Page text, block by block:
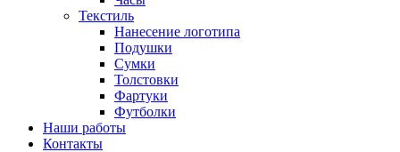
Текстиль
Нанесение логотипа
Подушки
Сумки
Толстовки
Фартуки
Футболки
Наши работы
Контакты